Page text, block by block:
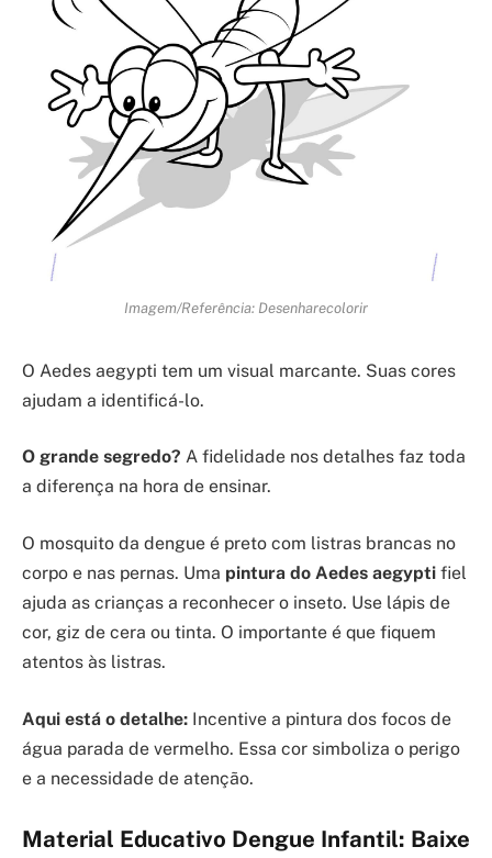
Imagem/Referência: Desenharecolorir
O Aedes aegypti tem um visual marcante. Suas cores
ajudam a identificá-lo.
O grande segredo? A fidelidade nos detalhes faz toda
a diferença na hora de ensinar.
O mosquito da dengue é preto com listras brancas no
corpo e nas pernas. Uma pintura do Aedes aegypti fiel
ajuda as crianças a reconhecer o inseto. Use lápis de
cor, giz de cera ou tinta. O importante é que fiquem
atentos às listras.
Aqui está o detalhe: Incentive a pintura dos focos de
água parada de vermelho. Essa cor simboliza o perigo
e a necessidade de atenção.
Material Educativo Dengue Infantil: Baixe